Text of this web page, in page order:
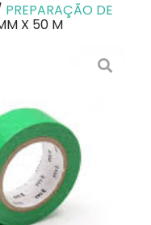
PREPARAÇÃO DE
X 50 M